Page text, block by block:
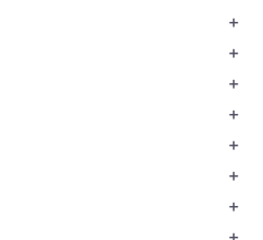
＋
＋
＋
＋
＋
＋
＋